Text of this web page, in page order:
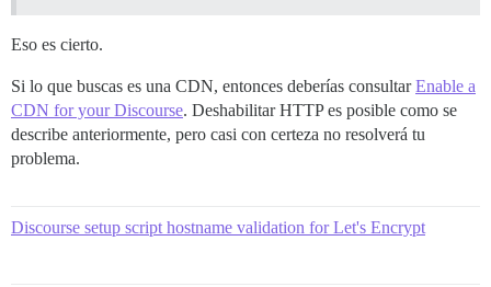
Eso es cierto.
Si lo que buscas es una CDN, entonces deberías consultarEnable a
CDN for your Discourse. Deshabilitar HTTP es posible como se
describe anteriormente, pero casi con certeza no resolverá tu
problema.
Discourse setup script hostname validation for Let's Encrypt